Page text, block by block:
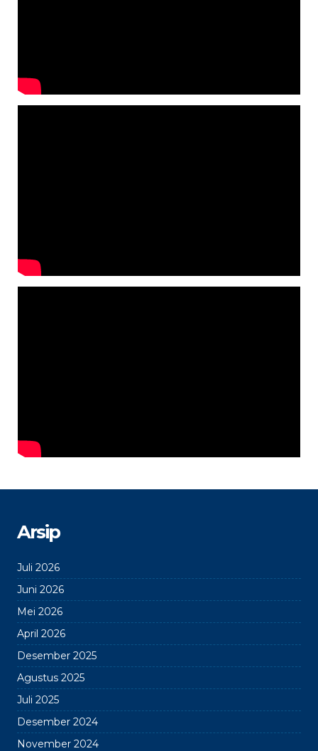
Arsip
Juli 2026
Juni 2026
Mei 2026
April 2026
Desember 2025
Agustus 2025
Juli 2025
Desember 2024
November 2024